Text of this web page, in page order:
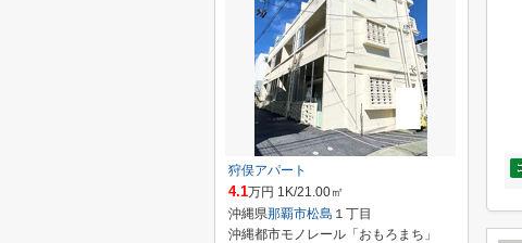
狩俣アパート
4.1万円 1K/21.00㎡
沖縄県那覇市松島 １丁目
沖縄都市モノレール「おもろまち」